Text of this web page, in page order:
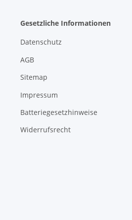
Gesetzliche Informationen
Datenschutz
AGB
Sitemap
Impressum
Batteriegesetzhinweise
Widerrufsrecht